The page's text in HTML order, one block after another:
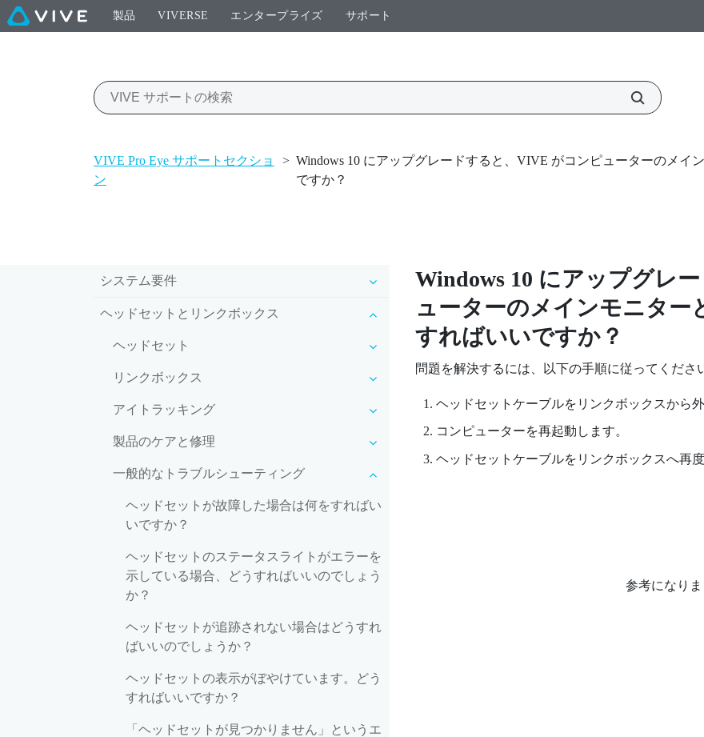
製品 VIVERSE エンタープライズ サポート
VIVE Pro Eye サポートセクショ
ン
> Windows 10 にアップグレードすると、VIVE がコンピューターのメイ
ですか？
システム要件
ヘッドセットとリンクボックス
ヘッドセット
リンクボックス
アイトラッキング
製品のケアと修理
一般的なトラブルシューティング
ヘッドセットが故障した場合は何をすればい
いですか？
ヘッドセットのステータスライトがエラーを
示している場合、どうすればいいのでしょう
か？
ヘッドセットが追跡されない場合はどうすれ
ばいいのでしょうか？
ヘッドセットの表示がぼやけています。どう
すればいいですか？
「ヘッドセットが見つかりません」というエ
Windows10 にアップグレー
ューターのメインモニター
すればいいですか？
問題を解決するには、以下の手順に従ってくださ
ヘッドセットケーブルをリンクボックスから外
コンピューターを再起動します。
ヘッドセットケーブルをリンクボックスへ再度
参考になりま